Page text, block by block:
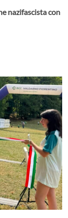
nazifascista con